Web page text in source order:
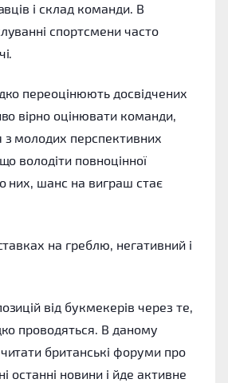
і склад команди. В
спортсмени часто
переоцінюють досвідчених
вірно оцінювати команди,
молодих перспективних
володіти повноцінної
них, шанс на виграш стає
на греблю, негативний і
від букмекерів через те,
проводяться. В даному
британські форуми про
останні новини і йде активне